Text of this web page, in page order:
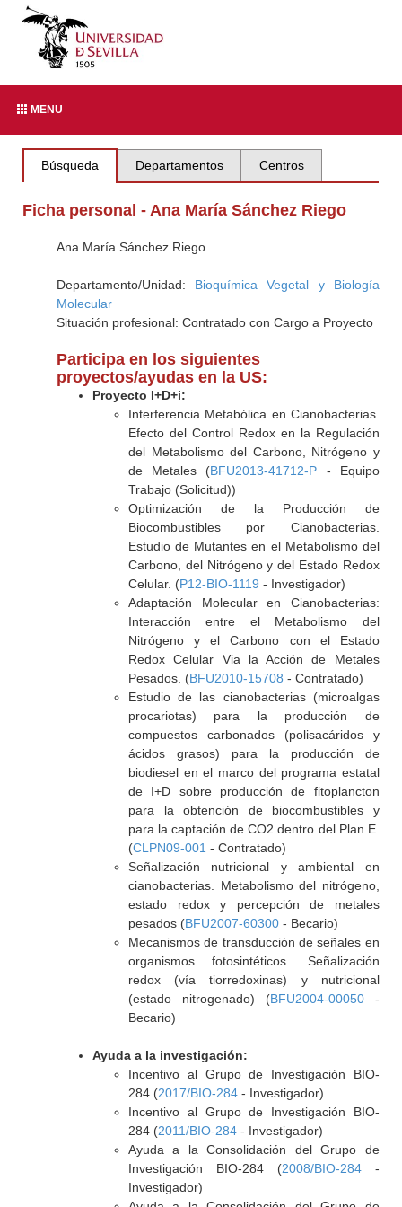
MENU
Búsqueda Departamentos Centros
Ficha personal - Ana María Sánchez Riego
Ana María Sánchez Riego
Departamento/Unidad: Bioquímica Vegetal y Biología
Molecular
Situación profesional: Contratado con Cargo a Proyecto
Participa en los siguientes
proyectos/ayudas en la US:
Proyecto I+D+i:
Interferencia Metabólica en Cianobacterias.
Efecto del Control Redox en la Regulación
del Metabolismo del Carbono, Nitrógeno y
de Metales (BFU2013-41712-P - Equipo
Trabajo (Solicitud))
Optimización de la Producción de
Biocombustibles por Cianobacterias.
Estudio de Mutantes en el Metabolismo del
Carbono, del Nitrógeno y del Estado Redox
Celular. (P12-BIO-1119 - Investigador)
Adaptación Molecular en Cianobacterias:
Interacción entre el Metabolismo del
Nitrógeno y el Carbono con el Estado
Redox Celular Via la Acción de Metales
Pesados. (BFU2010-15708 - Contratado)
Estudio de las cianobacterias (microalgas
procariotas) para la producción de
compuestos carbonados (polisacáridos y
ácidos grasos) para la producción de
biodiesel en el marco del programa estatal
de I+D sobre producción de fitoplancton
para la obtención de biocombustibles y
para la captación de CO2 dentro del Plan E.
(CLPN09-001 - Contratado)
Señalización nutricional y ambiental en
cianobacterias. Metabolismo del nitrógeno,
estado redox y percepción de metales
pesados (BFU2007-60300- Becario)
Mecanismos de transducción de señales en
organismos fotosintéticos. Señalización
redox (vía tiorredoxinas) y nutricional
(estado nitrogenado) (BFU2004-00050-
Becario)
Ayuda a la investigación:
Incentivo al Grupo de Investigación BIO-
284 (2017/BIO-284- Investigador)
Incentivo al Grupo de Investigación BIO-
284 (2011/BIO-284- Investigador)
Ayuda a la Consolidación del Grupo de
Investigación BIO-284 (2008/BIO-284-
Investigador)